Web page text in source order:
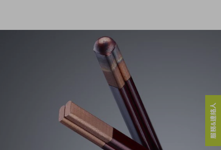
服務&連絡人